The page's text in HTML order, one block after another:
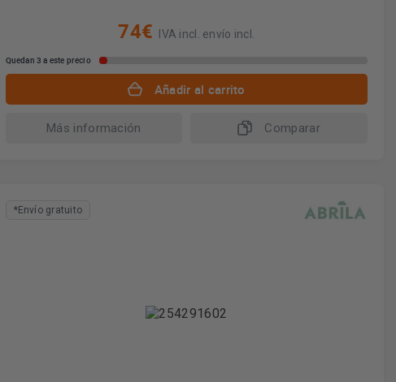
74€ IVA incl. envío incl.
Quedan 3 a este precio
Añadir al carrito
Más información Comparar
*Envío gratuito